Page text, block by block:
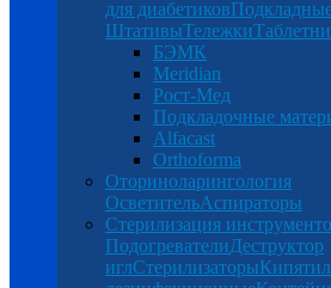
для диабетиков
ШтативыТележки
БЭМК
Meridian
Рост-Мед
Подкладочные
Alfacast
Orthoforma
Оториноларингология
ОсветительАспираторы
Стерилизация
ПодогревателиДеструктор
иглСтерилизаторы